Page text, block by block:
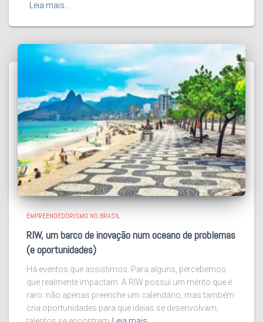
Leia mais…
EMPREENDEDORISMO NO BRASIL
RIW, um barco de inovação num oceano de problemas
(e oportunidades)
Há eventos que assistimos. Para alguns, percebemos
que realmente impactam. A RIW possui um mérito que é
raro: não apenas preenche um calendário, mas também
cria oportunidades para que ideias se desenvolvam,